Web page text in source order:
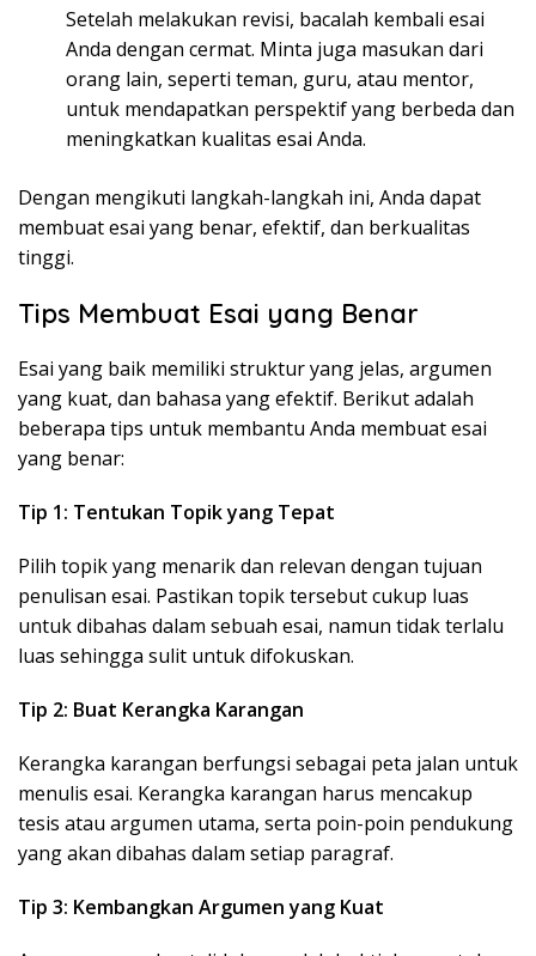
Setelah melakukan revisi, bacalah kembali esai
Anda dengan cermat. Minta juga masukan dari
orang lain, seperti teman, guru, atau mentor,
untuk mendapatkan perspektif yang berbeda dan
meningkatkan kualitas esai Anda.
Dengan mengikuti langkah-langkah ini, Anda dapat
membuat esai yang benar, efektif, dan berkualitas
tinggi.
Tips Membuat Esai yang Benar
Esai yang baik memiliki struktur yang jelas, argumen
yang kuat, dan bahasa yang efektif. Berikut adalah
beberapa tips untuk membantu Anda membuat esai
yang benar:
Tip 1: Tentukan Topik yang Tepat
Pilih topik yang menarik dan relevan dengan tujuan
penulisan esai. Pastikan topik tersebut cukup luas
untuk dibahas dalam sebuah esai, namun tidak terlalu
luas sehingga sulit untuk difokuskan.
Tip 2: Buat Kerangka Karangan
Kerangka karangan berfungsi sebagai peta jalan untuk
menulis esai. Kerangka karangan harus mencakup
tesis atau argumen utama, serta poin-poin pendukung
yang akan dibahas dalam setiap paragraf.
Tip 3: Kembangkan Argumen yang Kuat